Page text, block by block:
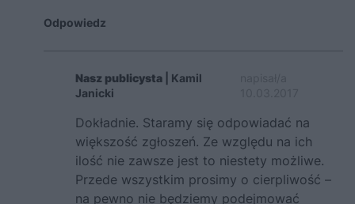
Odpowiedz
Nasz publicysta | Kamil
Janicki
Dokładnie. Staramy się odpowiadać na
większość zgłoszeń. Ze względu na ich
ilość nie zawsze jest to niestety możliwe.
Przede wszystkim prosimy o cierpliwość –
na pewno nie będziemy podejmować